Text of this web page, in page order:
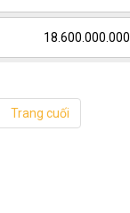
18.600.000.000
Trang cuối